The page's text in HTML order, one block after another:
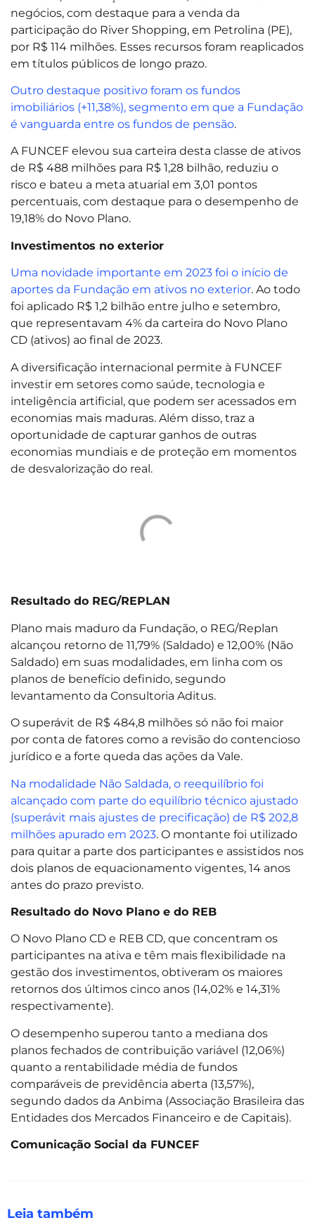
negócios, com destaque para a venda da
participação do River Shopping, em Petrolina (PE),
por R$ 114 milhões. Esses recursos foram reaplicados
em títulos públicos de longo prazo.
Outro destaque positivo foram os fundos
imobiliários (+11,38%), segmento em que a Fundação
é vanguarda entre os fundos de pensão.
A FUNCEF elevou sua carteira desta classe de ativos
de R$ 488 milhões para R$ 1,28 bilhão, reduziu o
risco e bateu a meta atuarial em 3,01 pontos
percentuais, com destaque para o desempenho de
19,18% do Novo Plano.
Investimentos no exterior
Uma novidade importante em 2023 foi o início de
aportes da Fundação em ativos no exterior. Ao todo
foi aplicado R$ 1,2 bilhão entre julho e setembro,
que representavam 4% da carteira do Novo Plano
CD (ativos) ao final de 2023.
A diversificação internacional permite à FUNCEF
investir em setores como saúde, tecnologia e
inteligência artificial, que podem ser acessados em
economias mais maduras. Além disso, traz a
oportunidade de capturar ganhos de outras
economias mundiais e de proteção em momentos
de desvalorização do real.
Resultado do REG/REPLAN
Plano mais maduro da Fundação, o REG/Replan
alcançou retorno de 11,79% (Saldado) e 12,00% (Não
Saldado) em suas modalidades, em linha com os
planos de benefício definido, segundo
levantamento da Consultoria Aditus.
O superávit de R$ 484,8 milhões só não foi maior
por conta de fatores como a revisão do contencioso
jurídico e a forte queda das ações da Vale.
Na modalidade Não Saldada, o reequilíbrio foi
alcançado com parte do equilíbrio técnico ajustado
(superávit mais ajustes de precificação) de R$ 202,8
milhões apurado em 2023. O montante foi utilizado
para quitar a parte dos participantes e assistidos nos
dois planos de equacionamento vigentes, 14 anos
antes do prazo previsto.
Resultado do Novo Plano e do REB
O Novo Plano CD e REB CD, que concentram os
participantes na ativa e têm mais flexibilidade na
gestão dos investimentos, obtiveram os maiores
retornos dos últimos cinco anos (14,02% e 14,31%
respectivamente).
O desempenho superou tanto a mediana dos
planos fechados de contribuição variável (12,06%)
quanto a rentabilidade média de fundos
comparáveis de previdência aberta (13,57%),
segundo dados da Anbima (Associação Brasileira das
Entidades dos Mercados Financeiro e de Capitais).
Comunicação Social da FUNCEF
Leia também